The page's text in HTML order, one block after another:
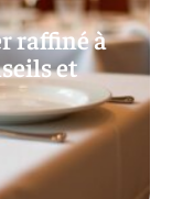
raffiné à
et